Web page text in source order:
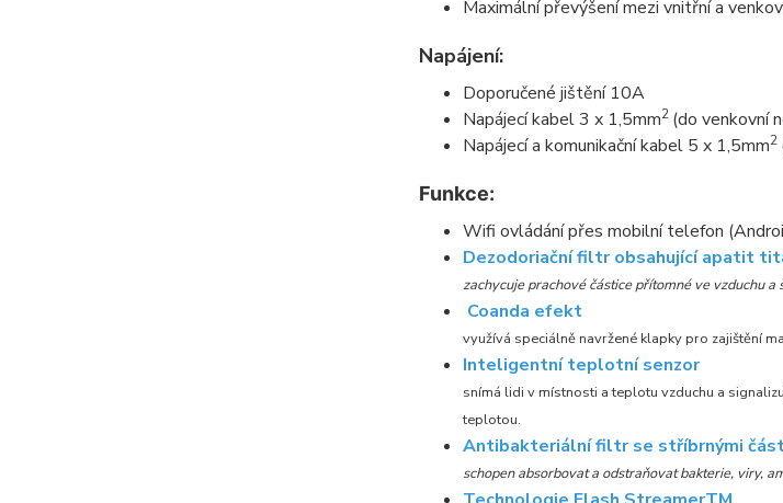
Maximální převýšení mezi vnitřní a
Napájení:
Doporučené jištění 10A
Napájecí kabel 3 x 1,5mm2 (do venkovní
Napájecí a komunikační kabel 5 x 1,5mm2
Funkce:
Wifi ovládání přes mobilní telefon
Dezodoriační filtr obsahující apatit
zachycuje prachové částice přítomné ve vzduchu
Coanda efekt
využívá speciálně navržené klapky pro zajištění
Inteligentní teplotní senzor
snímá lidi v místnosti a teplotu vzduchu a
teplotou.
Antibakteriální filtr se stříbrnými
schopen absorbovat a odstraňovat bakterie, viry,